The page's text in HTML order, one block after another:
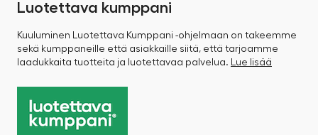
Luotettava kumppani
Kuuluminen Luotettava Kumppani -ohjelmaan on takeemme
sekä kumppaneille että asiakkaille siitä, että tarjoamme
laadukkaita tuotteita ja luotettavaa palvelua.
Lue lisää